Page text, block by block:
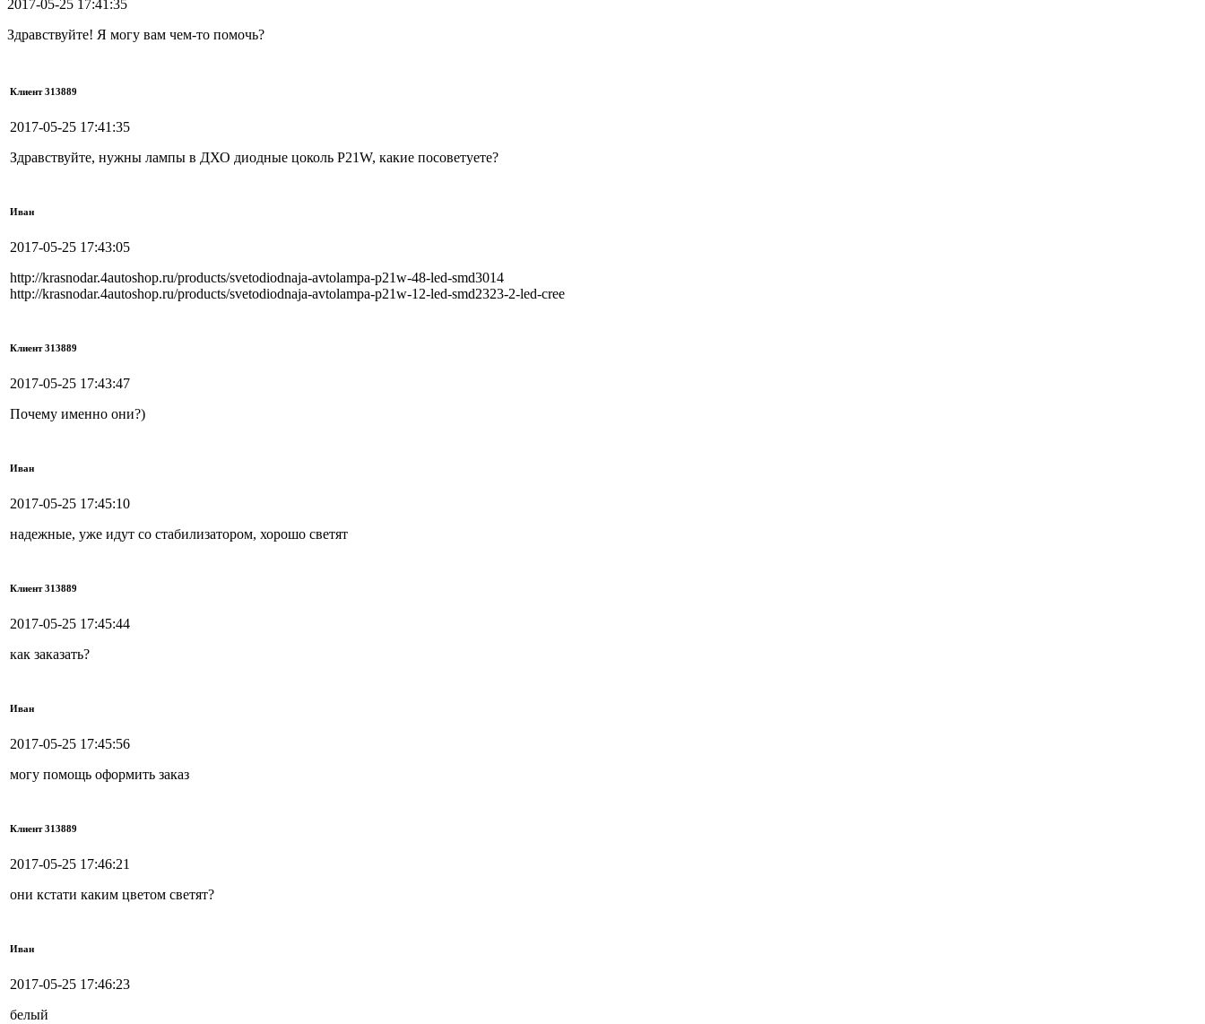
2017-05-25 17:41:35
Здравствуйте! Я могу вам чем-то помочь?
Клиент 313889
2017-05-25 17:41:35
Здравствуйте, нужны лампы в ДХО диодные цоколь P21W, какие посоветуете?
Иван
2017-05-25 17:43:05
http://krasnodar.4autoshop.ru/products/svetodiodnaja-avtolampa-p21w-48-led-smd3014
http://krasnodar.4autoshop.ru/products/svetodiodnaja-avtolampa-p21w-12-led-smd2323-2-led-cree
Клиент 313889
2017-05-25 17:43:47
Почему именно они?)
Иван
2017-05-25 17:45:10
надежные, уже идут со стабилизатором, хорошо светят
Клиент 313889
2017-05-25 17:45:44
как заказать?
Иван
2017-05-25 17:45:56
могу помощь оформить заказ
Клиент 313889
2017-05-25 17:46:21
они кстати каким цветом светят?
Иван
2017-05-25 17:46:23
белый